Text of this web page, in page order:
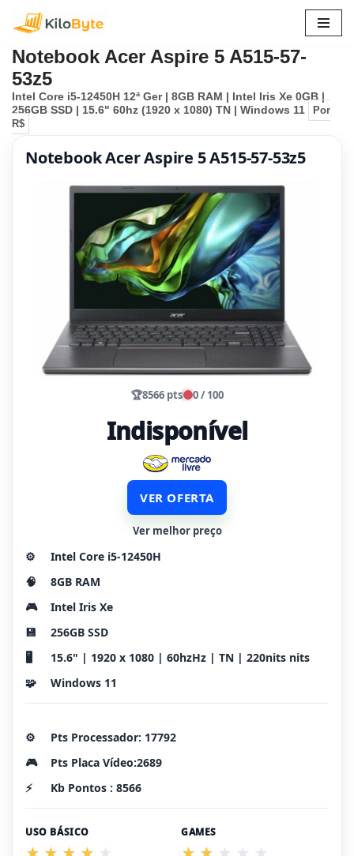
para
o
conteúdo
Notebook Acer Aspire 5 A515-57-
53z5
Intel Core i5-12450H 12ª Ger | 8GB RAM | Intel Iris Xe 0GB |
256GB SSD | 15.6" 60hz (1920 x 1080) TN | Windows 11
Por
R$
Notebook Acer Aspire 5 A515-57-53z5
🏆8566 pts 0 / 100
Indisponível
VER OFERTA
Ver melhor preço
⚙️
Intel Core i5-12450H
🧠
8GB RAM
🎮
Intel Iris Xe
💾
256GB SSD
🖥️
15.6" | 1920 x 1080 | 60hzHz | TN | 220nits nits
🧩
Windows 11
⚙️
Pts Processador: 17792
🎮
Pts Placa Vídeo:2689
⚡
Kb Pontos : 8566
USO BÁSICO GAMES